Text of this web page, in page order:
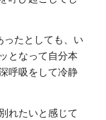
ったとしても、い
となって自分本
呼吸をして冷静
れたいと感じて